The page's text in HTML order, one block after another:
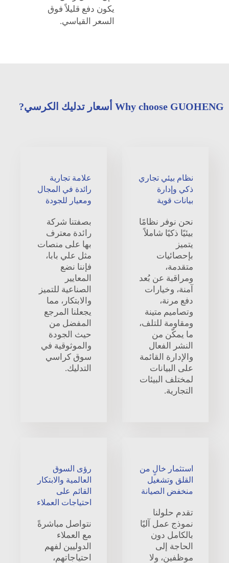
يكون دفع قليلاً فوق
السعر القياسي.
Why choose GUOHENG أسعار تدليك الكرسي?
نظام بيئي تجاري
ذكي وإدارة
بيانات قوية
نحن نوفر نظامًا
بيئيًا ذكيًا شاملاً
يتميز
بإحصائيات
متقدمة،
ومراقبة عن بُعد
آمنة، وخيارات
دفع مرنة،
وتصاميم متينة
ومقاومة للتلف،
ما يمكّن من
النشر الفعال
والإدارة القائمة
على البيانات
لمختلف البيئات
التجارية.
علامة تجارية
رائدة في المجال
ومعيار للجودة
بصفتنا شركة
رائدة معترف
بها على منصات
مثل علي بابا،
فإننا نضع
المعايير
الصناعية للتميز
والابتكار، مما
يجعلنا المرجع
المفضل من
حيث الجودة
والموثوقية في
سوق كراسي
التدليك.
استثمار خالٍ من
القلق وتشغيل
منخفض الصيانة
تقدم حلولنا
نموذج عمل آليًا
بالكامل دون
الحاجة إلى
موظفين، ولا
رؤى السوق
العالمية والابتكار
القائم على
احتياجات العملاء
نتواصل مباشرةً
مع العملاء
الدوليين لفهم
احتياجاتهم،